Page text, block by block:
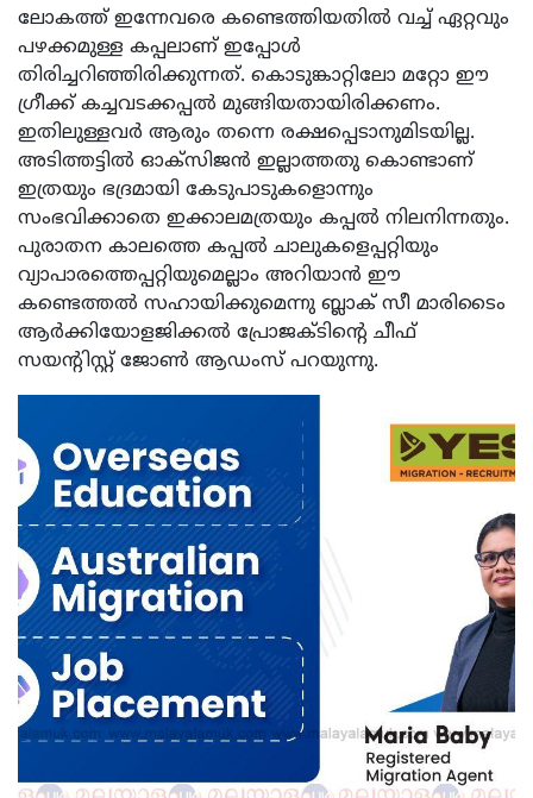
ലോകത്ത് ഇന്നേവരെ കണ്ടെത്തിയതിൽ വച്ച് ഏറ്റവും
പഴക്കമുള്ള കപ്പലാണ് ഇപ്പോൾ
തിരിച്ചറിഞ്ഞിരിക്കുന്നത്. കൊടുങ്കാറ്റിലോ മറ്റോ ഈ
ഗ്രീക്ക് കച്ചവടക്കപ്പൽ മുങ്ങിയതായിരിക്കണം.
ഇതിലുള്ളവര്‍ ആരും തന്നെ രക്ഷപ്പെടാനുമിടയില്ല.
അടിത്തട്ടിൽ ഓക്സിജൻ ഇല്ലാത്തതു കൊണ്ടാണ്
ഇത്രയും ഭദ്രമായി കേടുപാടുകളൊന്നും
സംഭവിക്കാതെ ഇക്കാലമത്രയും കപ്പൽ നിലനിന്നതും.
പുരാതന കാലത്തെ കപ്പൽ ചാലുകളെപ്പറ്റിയും
വ്യാപാരത്തെപ്പറ്റിയുമെല്ലാം അറിയാൻ ഈ
കണ്ടെത്തൽ സഹായിക്കുമെന്നു ബ്ലാക് സീ മാരിടൈം
ആർക്കിയോളജിക്കൽ പ്രോജക്ടിന്റെ ചീഫ്
സയന്റിസ്റ്റ് ജോൺ ആഡംസ് പറയുന്നു.